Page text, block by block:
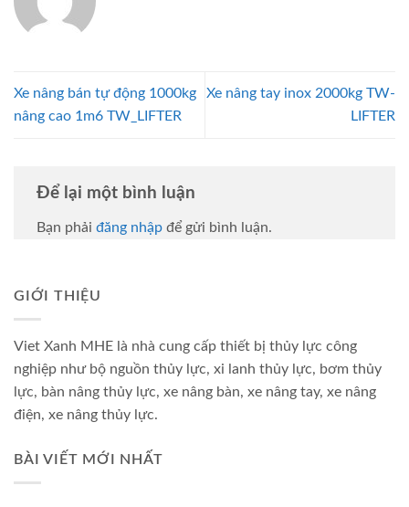
Xe nâng bán tự động 1000kg
nâng cao 1m6 TW_LIFTER
Xe nâng tay inox 2000kg TW-
LIFTER
Để lại một bình luận
Bạn phải đăng nhập để gửi bình luận.
GIỚI THIỆU
Viet Xanh MHE là nhà cung cấp thiết bị thủy lực công
nghiệp như bộ nguồn thủy lực, xi lanh thủy lực, bơm thủy
lực, bàn nâng thủy lực, xe nâng bàn, xe nâng tay, xe nâng
điện, xe nâng thủy lực.
BÀI VIẾT MỚI NHẤT